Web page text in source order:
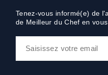
Tenez-vous informé(e) de
de Meilleur du Chef en